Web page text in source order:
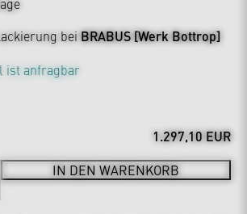
beiBRABUS [Werk Bottrop]
ist anfragbar
1.297,10 EUR
IN DEN WARENKORB